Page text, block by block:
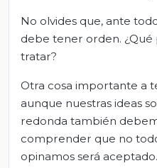
No olvides que, ante
debe tener orden.
tratar?
Otra cosa importante a
aunque nuestras ideas
redonda también
comprender que no
opinamos será aceptado.